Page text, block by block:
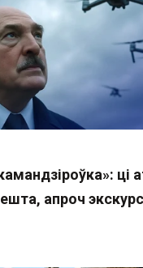
ці
апроч